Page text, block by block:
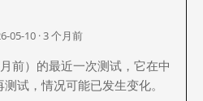
05-10 · 3 个月前
前）的最近一次测试，它在中
试，情况可能已发生变化。